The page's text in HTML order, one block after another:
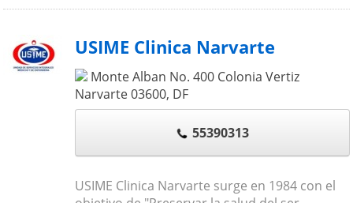
USIME Clinica Narvarte
Monte Alban No. 400 Colonia Vertiz
Narvarte 03600, DF
55390313
USIME Clinica Narvarte surge en 1984 con el